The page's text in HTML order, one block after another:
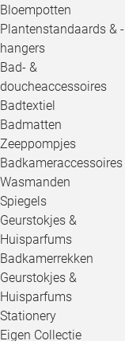
Bloempotten
Plantenstandaards & -
hangers
Bad- &
doucheaccessoires
Badtextiel
Badmatten
Zeeppompjes
Badkameraccessoires
Wasmanden
Spiegels
Geurstokjes &
Huisparfums
Badkamerrekken
Geurstokjes &
Huisparfums
Stationery
Eigen Collectie